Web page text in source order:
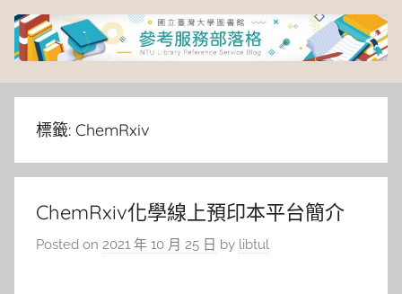
Skip
content
臺
灣
大
學
標籤: ChemRxiv
ChemRxiv化學線上預印本平台簡介
Posted on 2021 年 10 月 25 日 by libtul